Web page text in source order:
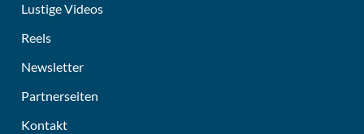
Lustige Videos
Reels
Newsletter
Partnerseiten
Kontakt